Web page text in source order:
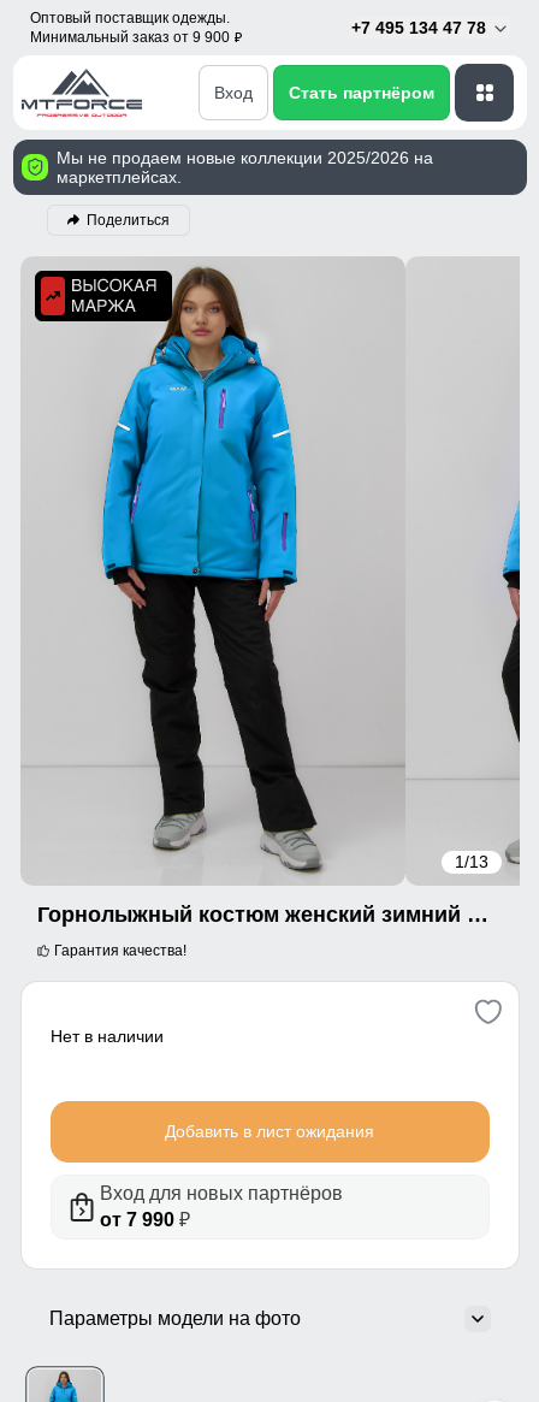
Оптовый поставщик одежды.
Минимальный заказ от 9 900 p
+7 495 134 47 78
Вход Стать партнёром
Мы не продаем новые коллекции 2025/2026 на
маркетплейсах.
Поделиться
1/13
Горнолыжный костюм женский зимний синего цвета 001_1S
Гарантия качества!
Нет в наличии
Добавить в лист ожидания
Вход для новых партнёров
от 7 990₽
Параметры модели на фото